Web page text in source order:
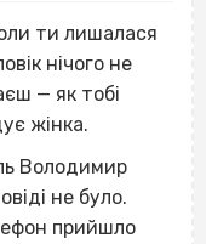
ти лишалася
нічого не
— як тобі
жінка.
Володимир
не було.
прийшло